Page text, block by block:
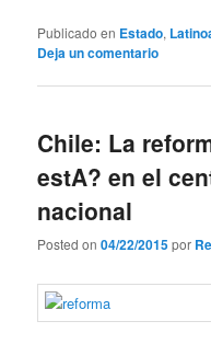
Publicado en Estado,
Deja un comentario
Chile: La
estA? en el
nacional
Posted on04/22/2015por